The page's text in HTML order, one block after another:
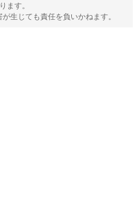
ます。
生じても責任を負いかねます。